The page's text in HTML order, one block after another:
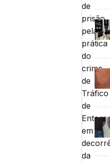
de
prisão
pela
prática
do
crime
de
Tráfico
de
em
da